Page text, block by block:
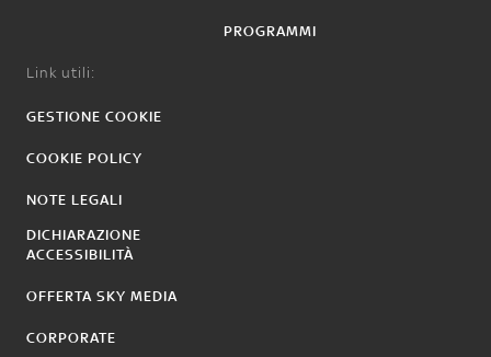
PROGRAMMI
Link utili:
GESTIONE COOKIE
COOKIE POLICY
NOTE LEGALI
DICHIARAZIONE
ACCESSIBILITÀ
OFFERTA SKY MEDIA
CORPORATE